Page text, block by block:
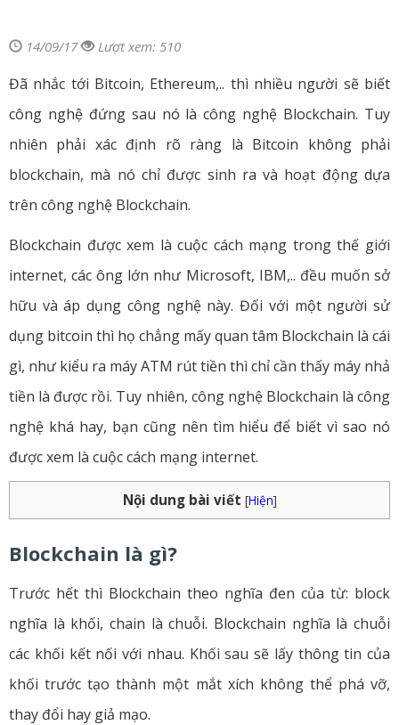
14/09/17 Lượt xem: 510
Đã nhắc tới Bitcoin, Ethereum,.. thì nhiều người sẽ biết
công nghệ đứng sau nó là công nghệ Blockchain. Tuy
nhiên phải xác định rõ ràng là Bitcoin không phải
blockchain, mà nó chỉ được sinh ra và hoạt động dựa
trên công nghệ Blockchain.
Blockchain được xem là cuộc cách mạng trong thế giới
internet, các ông lớn như Microsoft, IBM,.. đều muốn sở
hữu và áp dụng công nghệ này. Đối với một người sử
dụng bitcoin thì họ chẳng mấy quan tâm Blockchain là cái
gì, như kiểu ra máy ATM rút tiền thì chỉ cần thấy máy nhả
tiền là được rồi. Tuy nhiên, công nghệ Blockchain là công
nghệ khá hay, bạn cũng nên tìm hiểu để biết vì sao nó
được xem là cuộc cách mạng internet.
Nội dung bài viết [Hiện]
Blockchain là gì?
Trước hết thì Blockchain theo nghĩa đen của từ: block
nghĩa là khối, chain là chuỗi. Blockchain nghĩa là chuỗi
các khối kết nối với nhau. Khối sau sẽ lấy thông tin của
khối trước tạo thành một mắt xích không thể phá vỡ,
thay đổi hay giả mạo.